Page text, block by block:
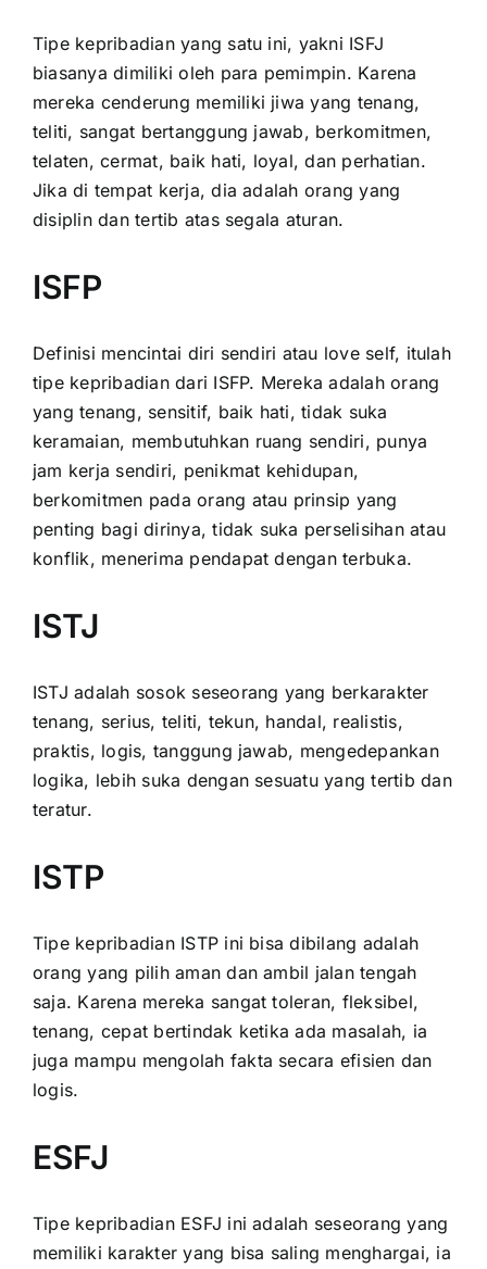
Tipe kepribadian yang satu ini, yakni ISFJ
biasanya dimiliki oleh para pemimpin. Karena
mereka cenderung memiliki jiwa yang tenang,
teliti, sangat bertanggung jawab, berkomitmen,
telaten, cermat, baik hati, loyal, dan perhatian.
Jika di tempat kerja, dia adalah orang yang
disiplin dan tertib atas segala aturan.
ISFP
Definisi mencintai diri sendiri atau love self, itulah
tipe kepribadian dari ISFP. Mereka adalah orang
yang tenang, sensitif, baik hati, tidak suka
keramaian, membutuhkan ruang sendiri, punya
jam kerja sendiri, penikmat kehidupan,
berkomitmen pada orang atau prinsip yang
penting bagi dirinya, tidak suka perselisihan atau
konflik, menerima pendapat dengan terbuka.
ISTJ
ISTJ adalah sosok seseorang yang berkarakter
tenang, serius, teliti, tekun, handal, realistis,
praktis, logis, tanggung jawab, mengedepankan
logika, lebih suka dengan sesuatu yang tertib dan
teratur.
ISTP
Tipe kepribadian ISTP ini bisa dibilang adalah
orang yang pilih aman dan ambil jalan tengah
saja. Karena mereka sangat toleran, fleksibel,
tenang, cepat bertindak ketika ada masalah, ia
juga mampu mengolah fakta secara efisien dan
logis.
ESFJ
Tipe kepribadian ESFJ ini adalah seseorang yang
memiliki karakter yang bisa saling menghargai, ia